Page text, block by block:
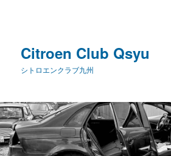
へ
移
動
移
動
Citroen Club Qsyu
シトロエンクラブ九州